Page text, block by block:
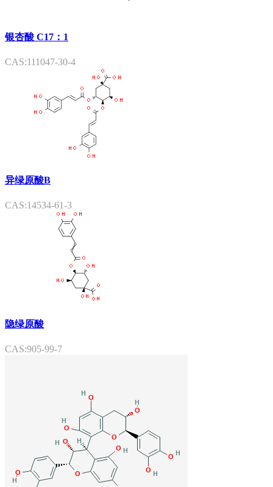
银杏酸 C17：1
CAS:111047-30-4
异绿原酸B
CAS:14534-61-3
隐绿原酸
CAS:905-99-7